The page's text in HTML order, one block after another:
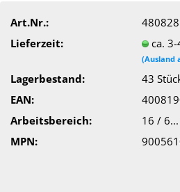
Art.Nr.:
480828
Lieferzeit:
ca. 3-
(Ausland
Lagerbestand: 43
EAN:
Arbeitsbereich:
16 /
MPN: